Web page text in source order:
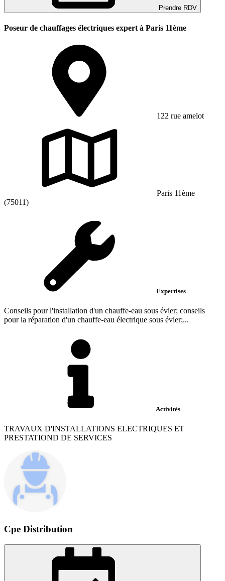
Prendre RDV
Poseur de chauffages électriques expert à Paris 11ème
122 rue amelot
Paris 11ème
(75011)
Expertises
Conseils pour l'installation d'un chauffe-eau sous évier; conseils
pour la réparation d'un chauffe-eau électrique sous évier;...
Activités
TRAVAUX D'INSTALLATIONS ELECTRIQUES ET
PRESTATIOND DE SERVICES
Cpe Distribution